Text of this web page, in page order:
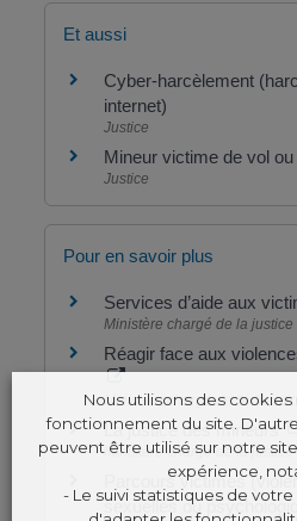
Et aussi
Cyber-harcèlement
internet)
Justice
Mineur victime de vol
Justice
Pour en savoir plus
Services d’aide aux
Ministère chargé de la justice
Réagir face aux
Ministère chargé de
La justice des mineurs
Ministère chargé de la justice
Parcours victimes
sexuelles ou
Nous utilisons des
fonctionnement du site.
peuvent être utilisé sur notre
expérience,
- Le suivi statistiques de